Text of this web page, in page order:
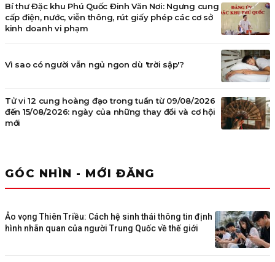
Bí thư Đặc khu Phú Quốc Đinh Văn Nơi: Ngưng cung
cấp điện, nước, viễn thông, rút giấy phép các cơ sở
kinh doanh vi phạm
Vì sao có người vẫn ngủ ngon dù 'trời sập'?
Tử vi 12 cung hoàng đạo trong tuần từ 09/08/2026
đến 15/08/2026: ngày của những thay đổi và cơ hội
mới
GÓC NHÌN - MỚI ĐĂNG
Ảo vọng Thiên Triều: Cách hệ sinh thái thông tin định
hình nhãn quan của người Trung Quốc về thế giới